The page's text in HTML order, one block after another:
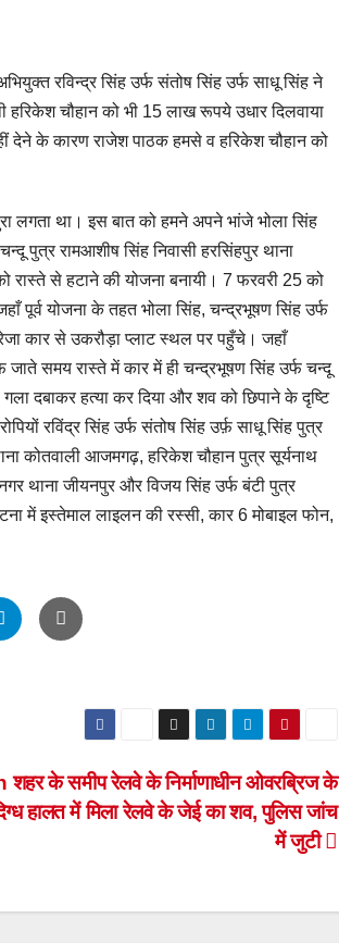
रविन्द्र सिंह उर्फ संतोष सिंह उर्फ साधू सिंह ने
चौहान को भी 15 लाख रूपये उधार दिलवाया
देने के कारण राजेश पाठक हमसे व हरिकेश चौहान को
लगता था। इस बात को हमने अपने भांजे भोला सिंह
पुत्र रामआशीष सिंह निवासी हरसिंहपुर थाना
से हटाने की योजना बनायी। 7 फरवरी 25 को
पूर्व योजना के तहत भोला सिंह, चन्द्रभूषण सिंह उर्फ
कार से उकरौड़ा प्लाट स्थल पर पहुँचे। जहाँ
समय रास्ते में कार में ही चन्द्रभूषण सिंह उर्फ चन्दू
दबाकर हत्या कर दिया और शव को छिपाने के दृष्टि
रविंद्र सिंह उर्फ संतोष सिंह उर्फ़ साधू सिंह पुत्र
कोतवाली आजमगढ़, हरिकेश चौहान पुत्र सूर्यनाथ
थाना जीयनपुर और विजय सिंह उर्फ बंटी पुत्र
में इस्तेमाल लाइलन की रस्सी, कार 6 मोबाइल फोन,
के समीप रेलवे के निर्माणाधीन ओवरब्रिज के
हालत में मिला रेलवे के जेई का शव, पुलिस जांच
में जुटी